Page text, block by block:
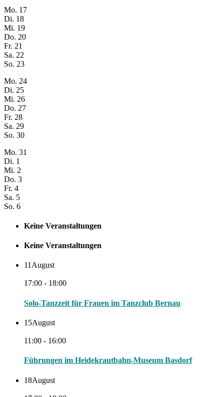
Mo. 17
Di. 18
Mi. 19
Do. 20
Fr. 21
Sa. 22
So. 23
Mo. 24
Di. 25
Mi. 26
Do. 27
Fr. 28
Sa. 29
So. 30
Mo. 31
Di. 1
Mi. 2
Do. 3
Fr. 4
Sa. 5
So. 6
Keine Veranstaltungen
Keine Veranstaltungen
11August
17:00 - 18:00
Solo-Tanzzeit für Frauen im Tanzclub Bernau
15August
11:00 - 16:00
Führungen im Heidekrautbahn-Museum Basdorf
18August